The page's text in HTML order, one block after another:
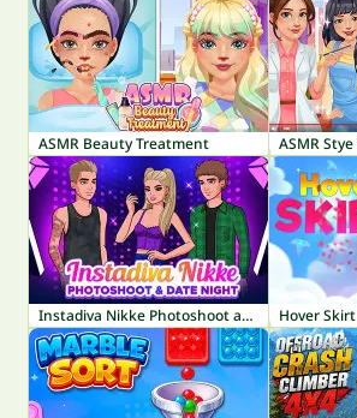
ASMR Beauty Treatment ASMR
Instadiva Nikke Photoshoot and Date Night Hover Skirt